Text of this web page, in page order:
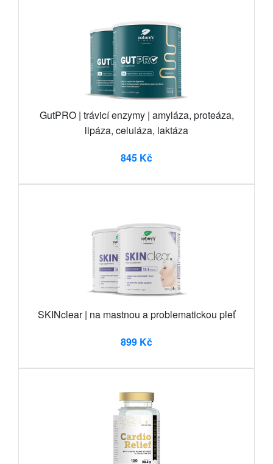
GutPRO | trávicí enzymy | amyláza, proteáza,
lipáza, celuláza, laktáza
845 Kč
SKINclear | na mastnou a problematickou pleť
899 Kč